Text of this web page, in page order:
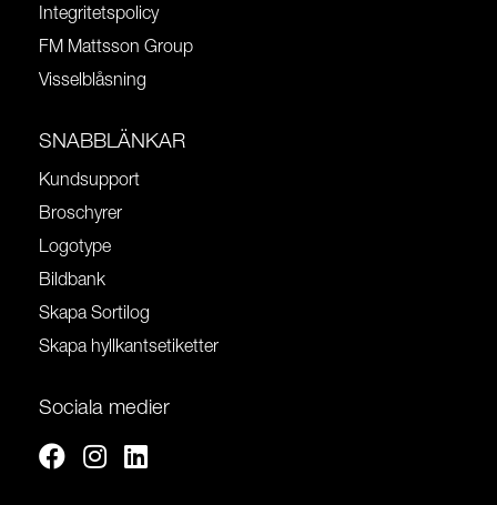
Integritetspolicy
FM Mattsson Group
Visselblåsning
SNABBLÄNKAR
Kundsupport
Broschyrer
Logotype
Bildbank
Skapa Sortilog
Skapa hyllkantsetiketter
Sociala medier
FacebookInstagram